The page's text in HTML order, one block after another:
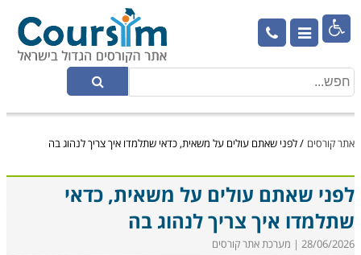

אתר קורסים /לפני שאתם עולים על משאית, כדאי שתלמדו איך צריך לנהוג בה
לפני שאתם עולים על משאית, כדאי
שתלמדו איך צריך לנהוג בה
28/06/2026 | מערכת אתר קורסים